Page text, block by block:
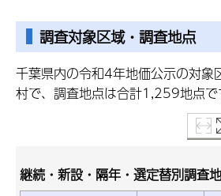
調査対象区域・調査地点
千葉県内の令和4年地価公示の対
村で、調査地点は合計1,259地点で
継続・新設・隔年・選定替別調査